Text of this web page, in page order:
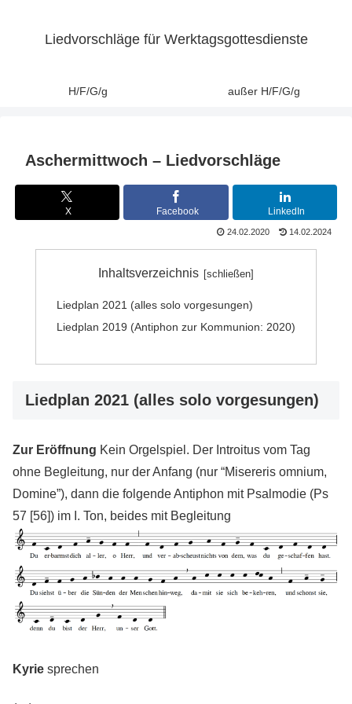
Liedvorschläge für Werktagsgottesdienste
H/F/G/g außer H/F/G/g
Aschermittwoch – Liedvorschläge
X Facebook LinkedIn
24.02.2020 14.02.2024
Inhaltsverzeichnis
Liedplan 2021 (alles solo vorgesungen)
Liedplan 2019 (Antiphon zur Kommunion: 2020)
Liedplan 2021 (alles solo vorgesungen)
Zur Eröffnung Kein Orgelspiel. Der Introitus vom Tag
ohne Begleitung, nur der Anfang (nur “Misereris omnium,
Domine”), dann die folgende Antiphon mit Psalmodie (Ps
57 [56]) im I. Ton, beides mit Begleitung
Kyrie sprechen